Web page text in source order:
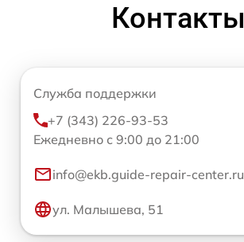
Контакты
Служба поддержки
+7 (343) 226-93-53
Ежедневно с 9:00 до 21:00
info@ekb.guide-repair-center.ru
ул. Малышева, 51